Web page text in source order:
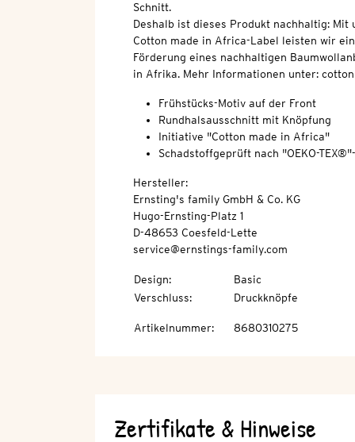
Schnitt.
Deshalb ist dieses Produkt nachhaltig: Mit
Cotton made in Africa-Label leisten wir
Förderung eines nachhaltigen
in Afrika. Mehr Informationen unter:
Frühstücks-Motiv auf der Front
Rundhalsausschnitt mit Knöpfung
Initiative "Cotton made in Africa"
Schadstoffgeprüft nach "OEKO-
Hersteller:
Ernsting's family GmbH & Co. KG
Hugo-Ernsting-Platz 1
D-48653 Coesfeld-Lette
service@ernstings-family.com
Design:
Basic
Verschluss: Druckknöpfe
Artikelnummer: 8680310275
Zertifikate & Hinweise